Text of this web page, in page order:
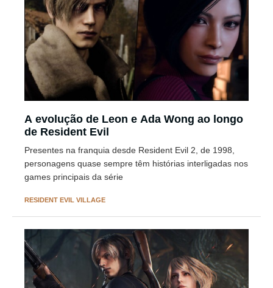
A evolução de Leon e Ada Wong ao longo
de Resident Evil
Presentes na franquia desde Resident Evil 2, de 1998,
personagens quase sempre têm histórias interligadas nos
games principais da série
RESIDENT EVIL VILLAGE